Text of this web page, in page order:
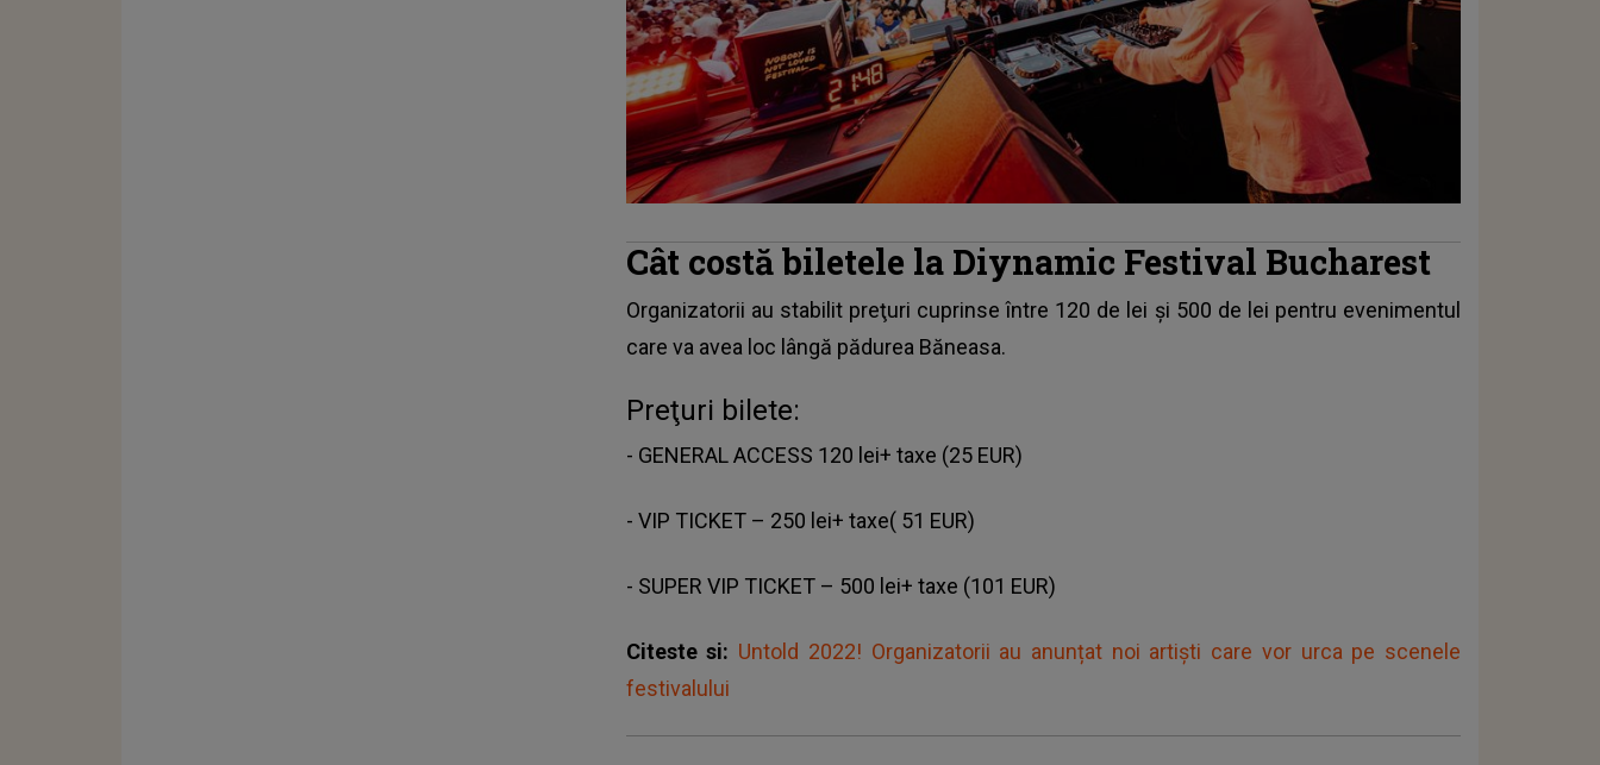
Cât costă biletele la Diynamic Festival Bucharest
Organizatorii au stabilit preţuri cuprinse între 120 de lei şi 500 de lei pentru evenimentul
care va avea loc lângă pădurea Băneasa.
Preţuri bilete:
- GENERAL ACCESS 120 lei+ taxe (25 EUR)
- VIP TICKET – 250 lei+ taxe( 51 EUR)
- SUPER VIP TICKET – 500 lei+ taxe (101 EUR)
Citeste si: Untold 2022! Organizatorii au anunțat noi artiști care vor urca pe scenele
festivalului